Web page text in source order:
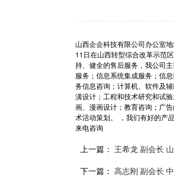
山西企企科技有限公司办公室
11日在山西转型综合改革示范
持、健全的售后服务，我公司
服务；信息系统集成服务；信
务信息咨询；计算机、软件及
潢设计；工程和技术研究和试
画、漫画设计；教育咨询；广
术活动策划。 ，我们有好的产
来电咨询
上一篇： 王希龙 副会长
下一篇： 高志刚 副会长